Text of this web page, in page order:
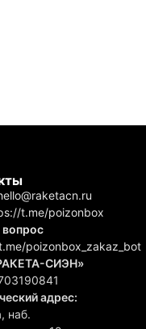
t.me/poizonbox
вопрос
poizonbox_zakaz_bot
СИЭН»
адрес:
наб.